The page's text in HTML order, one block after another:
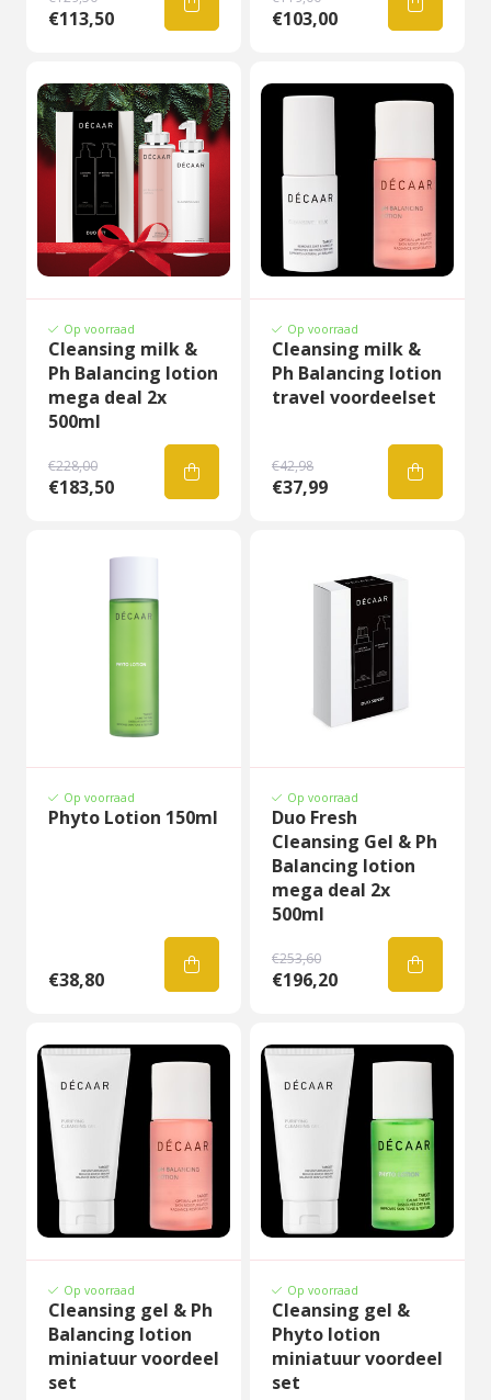
€113,50 €103,00
Op voorraad
Cleansing milk &
Ph Balancing lotion
mega deal 2x
500ml
€228,00
€183,50
Op voorraad
Cleansing milk &
Ph Balancing lotion
travel voordeelset
€42,98
€37,99
Op voorraad
Phyto Lotion 150ml
€38,80
Op voorraad
Duo Fresh
Cleansing Gel & Ph
Balancing lotion
mega deal 2x
500ml
€253,60
€196,20
Op voorraad
Cleansing gel & Ph
Balancing lotion
miniatuur voordeel
set
Op voorraad
Cleansing gel &
Phyto lotion
miniatuur voordeel
set